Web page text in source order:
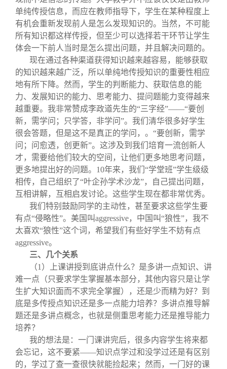
单纯传授信息，而应在教师指导下，学生在某种程度上
有机会重新发现前人是怎么发现知识的。当然，不可能
所有知识都这样传授，但至少可以选择若干环节让学生
体会一下前人当时是怎么提出问题，并且解决问题的。
现在通过各种渠道获得知识越来越容易，能够获取
的知识越来越广泛，所以单纯地传授知识的重要性相应
地有所下降。然而，学生的判断能力、获取信息的能
力、发展知识的能力、思考能力、提问题能力变得越来
越重要。我非常赞成李政道先生的“三字经”——“要创
新，需学问；只学答，非学问”。我们清华很多好学生
很会答题，但是这不是真正的学问，。“要创新，需学
问；问愈透，创更新”。这涉及到我们培育一流创新人
才，需要给他们较大的空间，让他们更多地思考问题，
更多地提出好的问题。10年来，我们“学堂班”学生级级
相传，自己组织了“叶企孙学术沙龙”，自己提出问题，
互相讲解，互相启发讨论。这些学生现在都非常优秀。
我们特别鼓励同学的主动性，甚至要求这些学生要
有点“侵略性”。美国叫aggressive，中国叫“狼性”，我不
太喜欢“狼性”这个词，希望我们有些好学生不妨有点
aggressive。
三、几个关系
（1）上课讲授到底讲点什么？是多讲一点知识、讲
难一点（只要求学生掌握基本部分，其他内容只是让学
生扩大知识面而不求完全掌握），还是少而精为好？到
底是多传授点知识还是多一点能力培养？多讲点推导解
题还是多讲点概念，也就是侧重思考能力还是推导能力
培养？
我的想法是：一门课讲完后，很多内容学生将来都
会忘记，这不要紧——知识点学过和没学过还是有区别
的，学过了查一查很快就能捡起来；然而，一门好的课